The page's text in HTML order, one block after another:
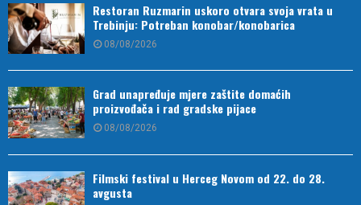
Restoran Ruzmarin uskoro otvara svoja vrata u
Trebinju: Potreban konobar/konobarica
08/08/2026
Grad unapređuje mjere zaštite domaćih
proizvođača i rad gradske pijace
08/08/2026
Filmski festival u Herceg Novom od 22. do 28.
avgusta